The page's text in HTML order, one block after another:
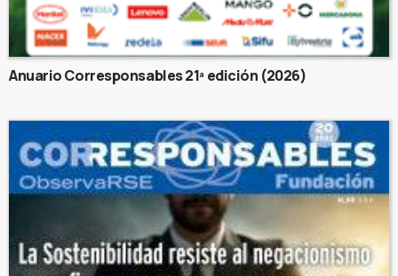
Anuario Corresponsables 21ª edición (2026)